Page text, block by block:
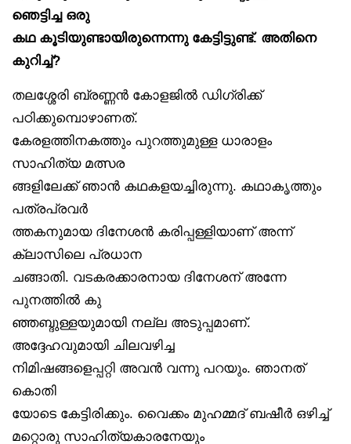
ഞെട്ടിച്ച ഒരു
കഥ കൂടിയുണ്ടായിരുന്നെന്നു കേട്ടിട്ടുണ്ട്. അതിനെ
കുറിച്ച്?
തലശ്ശേരി ബ്രണ്ണൻ കോളജിൽ ഡിഗ്രിക്ക്
പഠിക്കുമ്പൊഴാണത്.
കേരളത്തിനകത്തും പുറത്തുമുള്ള ധാരാളം
സാഹിത്യ മത്സര
ങ്ങളിലേക്ക് ഞാൻ കഥകളയച്ചിരുന്നു. കഥാകൃത്തും
പത്രപ്രവർ
ത്തകനുമായ ദിനേശൻ കരിപ്പള്ളിയാണ് അന്ന്
ക്ലാസിലെ പ്രധാന
ചങ്ങാതി. വടകരക്കാരനായ ദിനേശന് അന്നേ
പുനത്തിൽ കു
ഞ്ഞബ്ദുള്ളയുമായി നല്ല അടുപ്പമാണ്.
അദ്ദേഹവുമായി ചിലവഴിച്ച
നിമിഷങ്ങളെപ്പറ്റി അവൻ വന്നു പറയും. ഞാനത്
കൊതി
യോടെ കേട്ടിരിക്കും. വൈക്കം മുഹമ്മദ് ബഷീർ ഒഴിച്ച്
മറ്റൊരു സാഹിത്യകാരനേയും